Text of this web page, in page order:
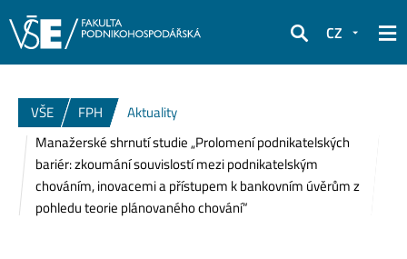
Hledat
CZ
VŠE FPH
Aktuality
Manažerské shrnutí studie „Prolomení podnikatelských
bariér: zkoumání souvislostí mezi podnikatelským
chováním, inovacemi a přístupem k bankovním úvěrům z
pohledu teorie plánovaného chování“